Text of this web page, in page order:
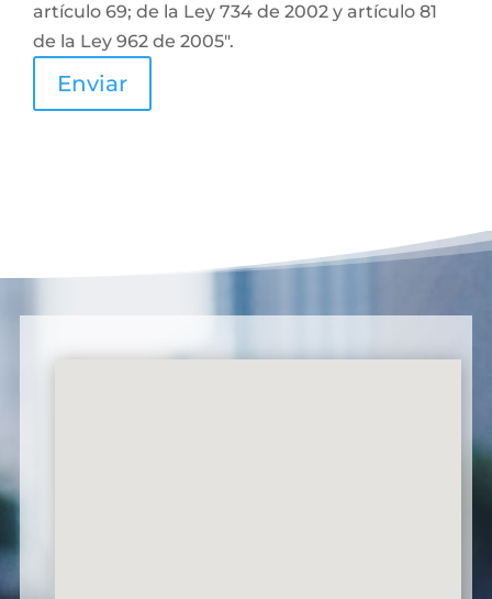
artículo 69; de la Ley 734 de 2002 y artículo 81
de la Ley 962 de 2005".
Enviar